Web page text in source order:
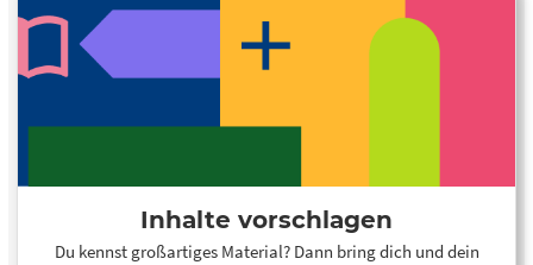
Inhalte vorschlagen
Du kennst großartiges Material? Dann bring dich und dein